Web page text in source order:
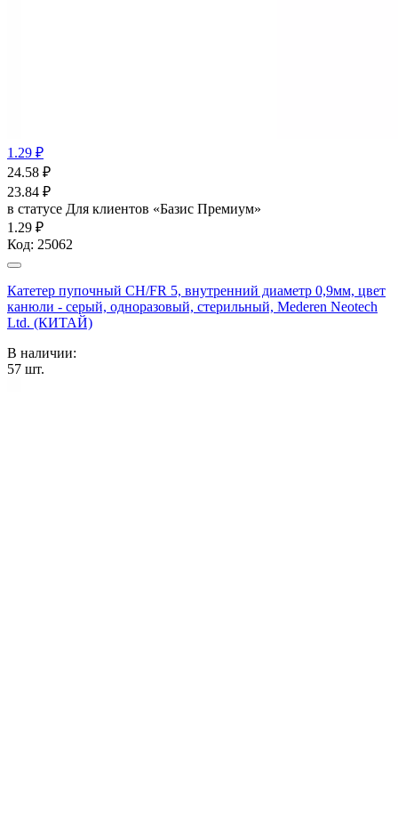
1.29 ₽
24.58 ₽
23.84 ₽
в статусе Для клиентов «Базис Премиум»
1.29 ₽
Код: 25062
Катетер пупочный СН/FR 5, внутренний диаметр 0,9мм, цвет
канюли - серый, одноразовый, стерильный, Mederen Neotech
Ltd. (КИТАЙ)
В наличии:
57 шт.